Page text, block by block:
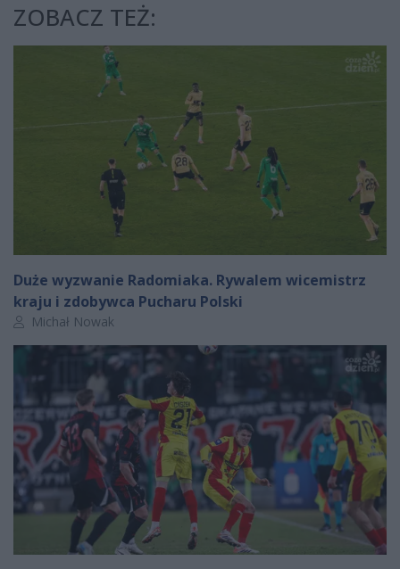
ZOBACZ TEŻ:
Duże wyzwanie Radomiaka. Rywalem wicemistrz
kraju i zdobywca Pucharu Polski
Autor artykułu:
Michał Nowak